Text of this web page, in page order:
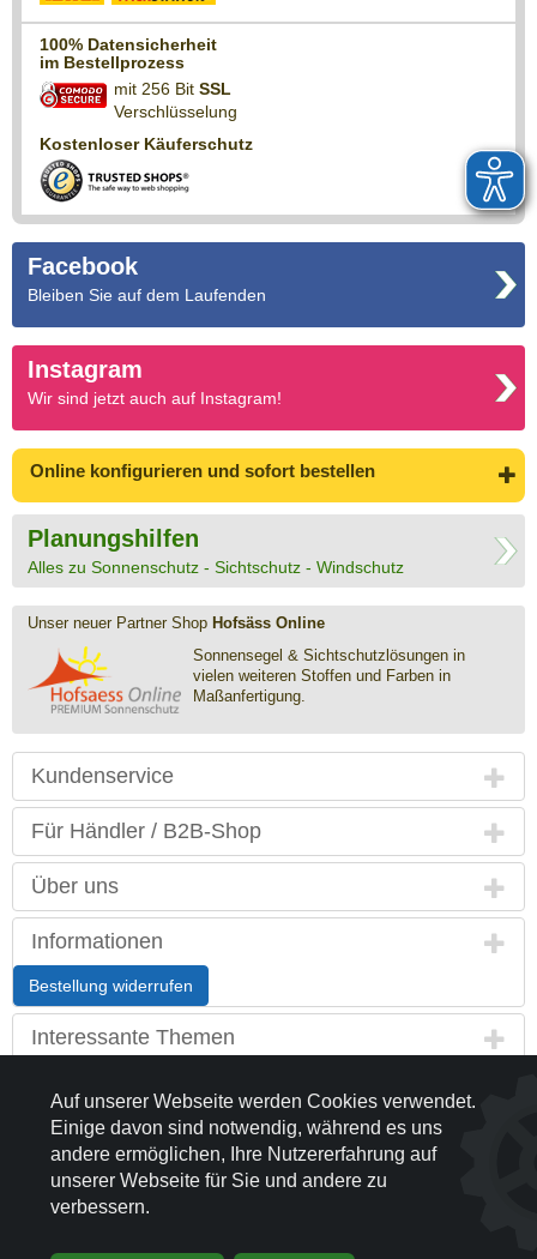
100% Datensicherheit
im Bestellprozess
mit 256 Bit SSL
Verschlüsselung
Kostenloser Käuferschutz
Facebook
Bleiben Sie auf dem Laufenden
Instagram
Wir sind jetzt auch auf Instagram!
Online konfigurieren und sofort bestellen
Planungshilfen
Alles zu Sonnenschutz - Sichtschutz - Windschutz
Unser neuer Partner Shop Hofsäss Online
Sonnensegel & Sichtschutz­lösungen in
vielen weiteren Stoffen und Farben in
Maßanfertigung.
Kundenservice
Für Händler / B2B-Shop
Über uns
Informationen
Bestellung widerrufen
Interessante Themen
Land / Sprache
Kontakt
Partnerseiten
Auf unserer Webseite werden Cookies verwendet.
Einige davon sind notwendig, während es uns
andere ermöglichen, Ihre Nutzererfahrung auf
unserer Webseite für Sie und andere zu
verbessern.